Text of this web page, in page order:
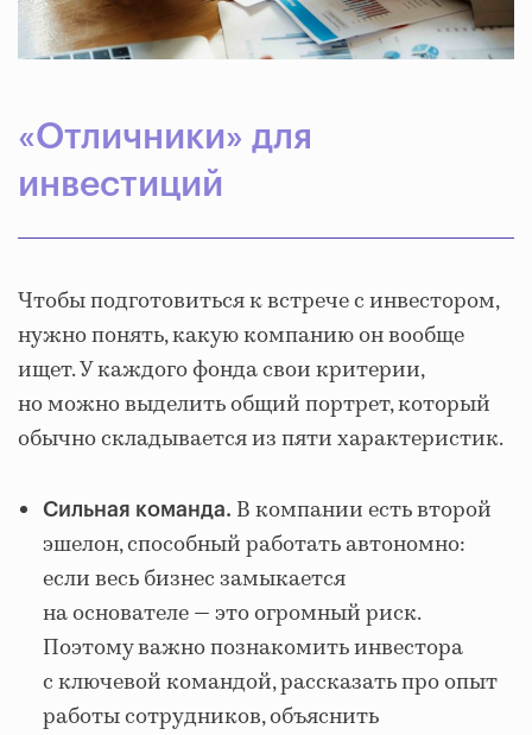
«Отличники» для
инвестиций
Чтобы подготовиться к встрече с инвестором,
нужно понять, какую компанию он вообще
ищет. У каждого фонда свои критерии,
но можно выделить общий портрет, который
обычно складывается из пяти характеристик.
Сильная команда. В компании есть второй
эшелон, способный работать автономно:
если весь бизнес замыкается
на основателе — это огромный риск.
Поэтому важно познакомить инвестора
с ключевой командой, рассказать про опыт
работы сотрудников, объяснить